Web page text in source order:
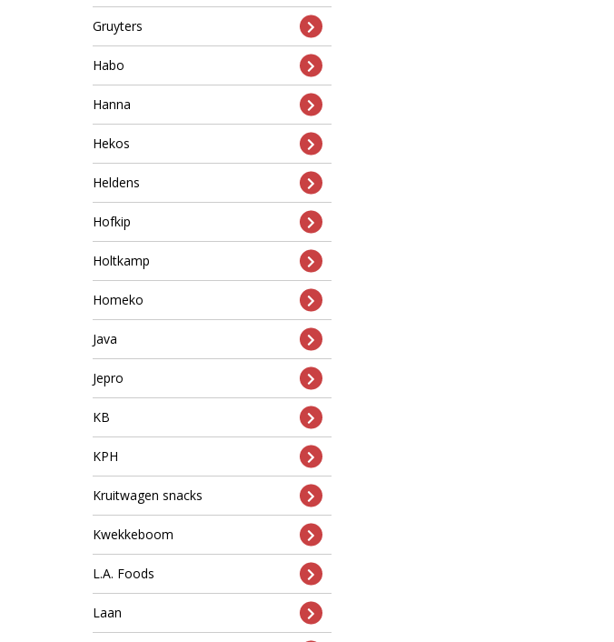
Gruyters
Habo
Hanna
Hekos
Heldens
Hofkip
Holtkamp
Homeko
Java
Jepro
KB
KPH
Kruitwagen snacks
Kwekkeboom
L.A. Foods
Laan